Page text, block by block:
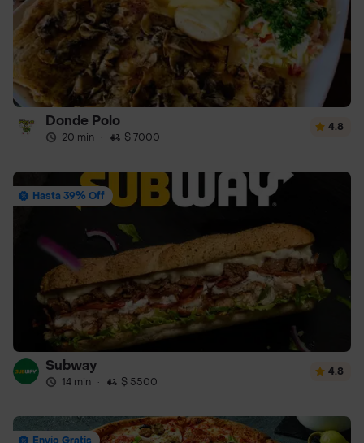
Donde Polo
20 min · $ 7000
4.8
Hasta 39% Off
Subway
14 min · $ 5500
4.8